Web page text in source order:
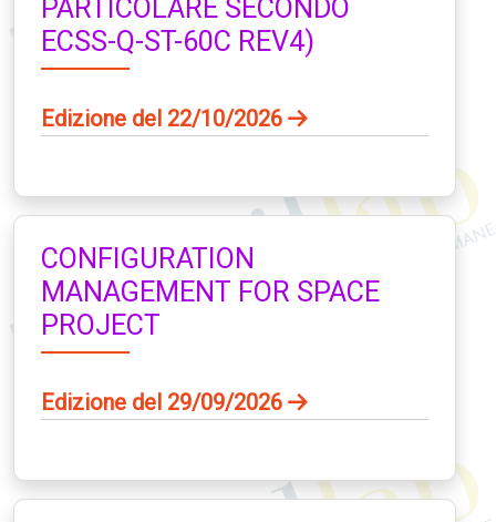
PARTICOLARE SECONDO
ECSS-Q-ST-60C REV4)
Edizione del 22/10/2026
CONFIGURATION
MANAGEMENT FOR SPACE
PROJECT
Edizione del 29/09/2026